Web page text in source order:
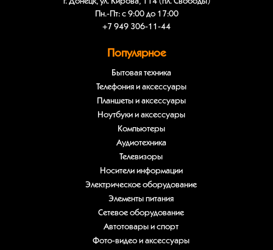
Пн.-Пт: с 9:00 до 17:00
+7 949 306-11-44
Популярное
Бытовая техника
Телефония и аксессуары
Планшеты и аксессуары
Ноутбуки и аксессуары
Компьютеры
Аудиотехника
Телевизоры
Носители информации
Электрическое оборудование
Элементы питания
Сетевое оборудование
Автотовары и спорт
Фото-видео и аксессуары